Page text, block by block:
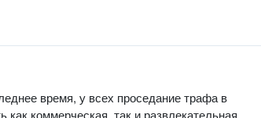
время, у всех проседание трафа в
как коммерческая, так и развлекательная.